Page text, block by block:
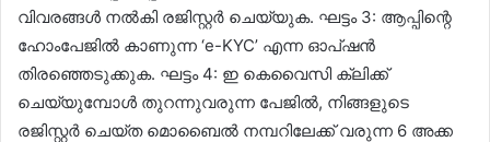
വിവരങ്ങൾ നൽകി രജിസ്റ്റർ ചെയ്യുക. ഘട്ടം 3: ആപ്പിന്റെ
ഹോംപേജിൽ കാണുന്ന ‘e-KYC’ എന്ന ഓപ്ഷൻ
തിരഞ്ഞെടുക്കുക. ഘട്ടം 4: ഇ കെവൈസി ക്ലിക്ക്
ചെയ്യുമ്പോൾ തുറന്നുവരുന്ന പേജിൽ, നിങ്ങളുടെ
രജിസ്റ്റർ ചെയ്ത മൊബൈൽ നമ്പറിലേക്ക് വരുന്ന 6 അക്ക